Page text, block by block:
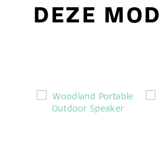
DEZE